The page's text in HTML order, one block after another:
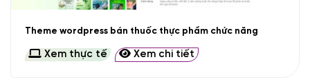
Theme wordpress bán thuốc thực phẩm chức năng
Xem thực tế Xem chi tiết